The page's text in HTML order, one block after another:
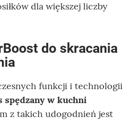
dla większej liczby
do skracania
funkcji i technologii
spędzany w kuchni
z takich udogodnień jest